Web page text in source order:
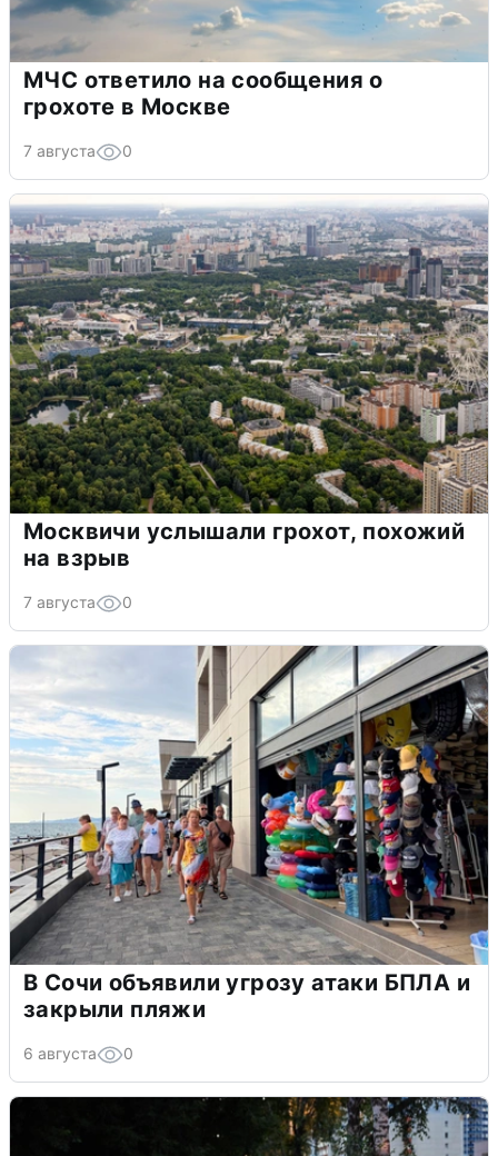
МЧС ответило на сообщения о
грохоте в Москве
7 августа 0
Москвичи услышали грохот, похожий
на взрыв
7 августа 0
В Сочи объявили угрозу атаки БПЛА и
закрыли пляжи
6 августа 0